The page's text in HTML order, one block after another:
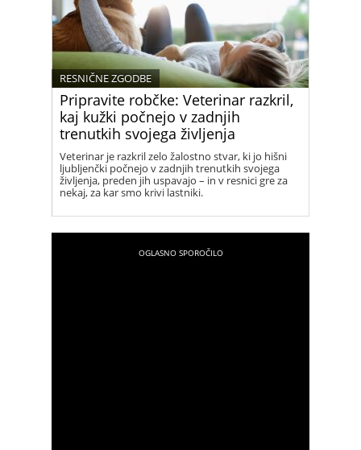
Pripravite robčke: Veterinar razkril,
kaj kužki počnejo v zadnjih
trenutkih svojega življenja
RESNIČNE ZGODBE
Veterinar je razkril zelo žalostno stvar, ki jo hišni
ljubljenčki počnejo v zadnjih trenutkih svojega
življenja, preden jih uspavajo – in v resnici gre za
nekaj, za kar smo krivi lastniki.